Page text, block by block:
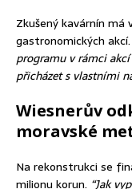
Zkušený kavárnín má
gastronomických akcí.
programu v rámci
přicházet s vlastními
Wiesnerův
moravské
Na rekonstrukci se
milionu korun. “Jak